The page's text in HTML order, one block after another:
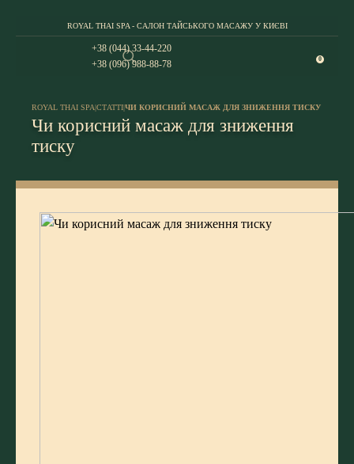
ROYAL THAI SPA - САЛОН ТАЙСЬКОГО МАСАЖУ У КИЄВІ
+38 (044) 33-44-220
+38 (096) 988-88-78
0
ROYAL THAI SPA|СТАТТІ|ЧИ КОРИСНИЙ МАСАЖ ДЛЯ ЗНИЖЕННЯ ТИСКУ
Чи корисний масаж для зниження
тиску